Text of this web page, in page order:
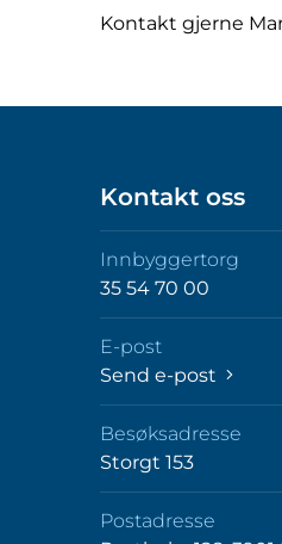
Kontakt gjerne
Kontakt oss
Innbyggertorg
35 54 70 00
E-post
Send e-post
Besøksadresse
Storgt 153
Postadresse